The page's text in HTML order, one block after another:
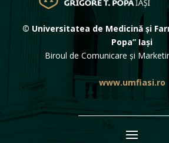
© Universitatea de Medicină și
Popa” Iași
Biroul de Comunicare și
www.umfiasi.ro